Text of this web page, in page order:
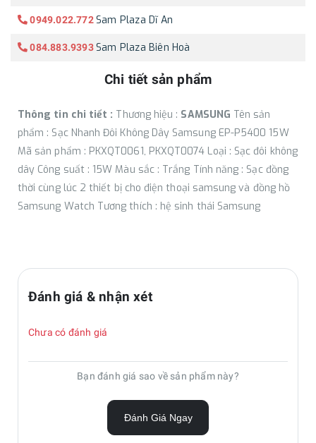
0949.022.772 Sam Plaza Dĩ An
084.883.9393 Sam Plaza Biên Hoà
Chi tiết sản phẩm
Thông tin chi tiết : Thương hiệu : SAMSUNG Tên sản
phẩm : Sạc Nhanh Đôi Không Dây Samsung EP-P5400 15W
Mã sản phẩm : PKXQT0061, PKXQT0074 Loại : Sạc đôi không
dây Công suất : 15W Màu sắc : Trắng Tính năng : Sạc đồng
thời cùng lúc 2 thiết bị cho điện thoại samsung và đồng hồ
Samsung Watch Tương thích : hệ sinh thái Samsung
Đánh giá & nhận xét
Chưa có đánh giá
Bạn đánh giá sao về sản phẩm này?
Đánh Giá Ngay